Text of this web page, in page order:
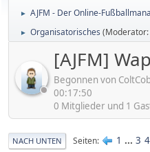
► AJFM - Der Online-
► Organisatorisches (Moderator:
[AJFM]
Begonnen von
00:17:50
0 Mitglieder und 1
NACH UNTEN Seiten 1 ... 3 4